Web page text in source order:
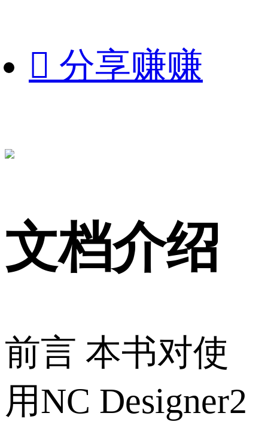
 分享赚赚
文档介绍
前言 本书对使
用NC Designer2